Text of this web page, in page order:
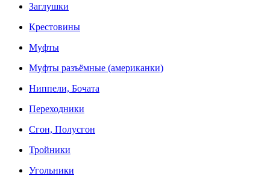
Заглушки
Крестовины
Муфты
Муфты разъёмные (американки)
Ниппели, Бочата
Переходники
Сгон, Полусгон
Тройники
Угольники